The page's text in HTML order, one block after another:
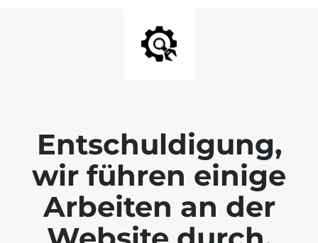
Entschuldigung,
wir führen einige
Arbeiten an der